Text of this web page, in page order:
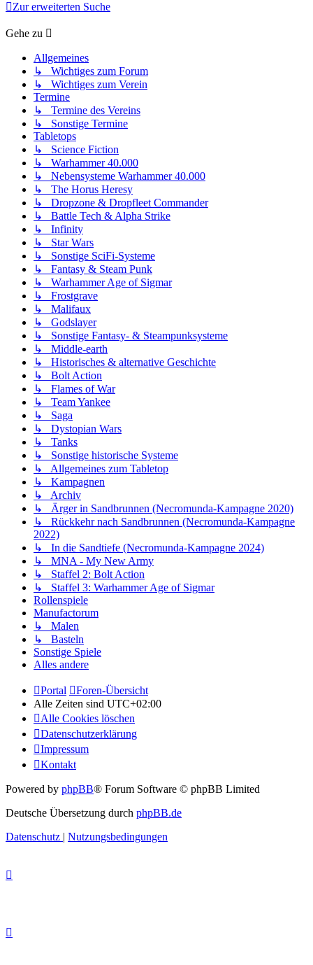
Zur erweiterten Suche
Gehe zu
Allgemeines
↳ Wichtiges zum Forum
↳ Wichtiges zum Verein
Termine
↳ Termine des Vereins
↳ Sonstige Termine
Tabletops
↳ Science Fiction
↳ Warhammer 40.000
↳ Nebensysteme Warhammer 40.000
↳ The Horus Heresy
↳ Dropzone & Dropfleet Commander
↳ Battle Tech & Alpha Strike
↳ Infinity
↳ Star Wars
↳ Sonstige SciFi-Systeme
↳ Fantasy & Steam Punk
↳ Warhammer Age of Sigmar
↳ Frostgrave
↳ Malifaux
↳ Godslayer
↳ Sonstige Fantasy- & Steampunksysteme
↳ Middle-earth
↳ Historisches & alternative Geschichte
↳ Bolt Action
↳ Flames of War
↳ Team Yankee
↳ Saga
↳ Dystopian Wars
↳ Tanks
↳ Sonstige historische Systeme
↳ Allgemeines zum Tabletop
↳ Kampagnen
↳ Archiv
↳ Ärger in Sandbrunnen (Necromunda-Kampagne 2020)
↳ Rückkehr nach Sandbrunnen (Necromunda-Kampagne
2022)
↳ In die Sandtiefe (Necromunda-Kampagne 2024)
↳ MNA - My New Army
↳ Staffel 2: Bolt Action
↳ Staffel 3: Warhammer Age of Sigmar
Rollenspiele
Manufactorum
↳ Malen
↳ Basteln
Sonstige Spiele
Alles andere
Portal
Foren-Übersicht
Alle Zeiten sind UTC+02:00
Alle Cookies löschen
Datenschutzerklärung
Impressum
Kontakt
Powered by phpBB® Forum Software © phpBB Limited
Deutsche Übersetzung durch phpBB.de
Datenschutz | Nutzungsbedingungen